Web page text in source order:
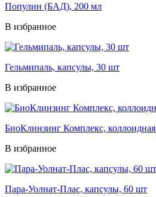
Популин (БАД), 200 мл
В избранное
Гельмипаль, капсулы, 30 шт
В избранное
БиоКлинзинг Комплекс,
В избранное
Пара-Уолнат-Плас, капсулы, 60 шт